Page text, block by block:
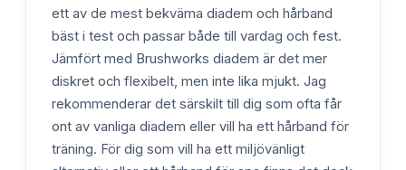
ett av de mest bekväma diadem och hårband
bäst i test och passar både till vardag och fest.
Jämfört med Brushworks diadem är det mer
diskret och flexibelt, men inte lika mjukt. Jag
rekommenderar det särskilt till dig som ofta får
ont av vanliga diadem eller vill ha ett hårband för
träning. För dig som vill ha ett miljövänligt